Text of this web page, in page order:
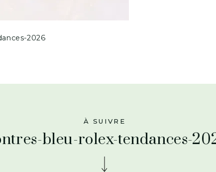
2026
À SUIVRE
bleu-rolex-tendances-